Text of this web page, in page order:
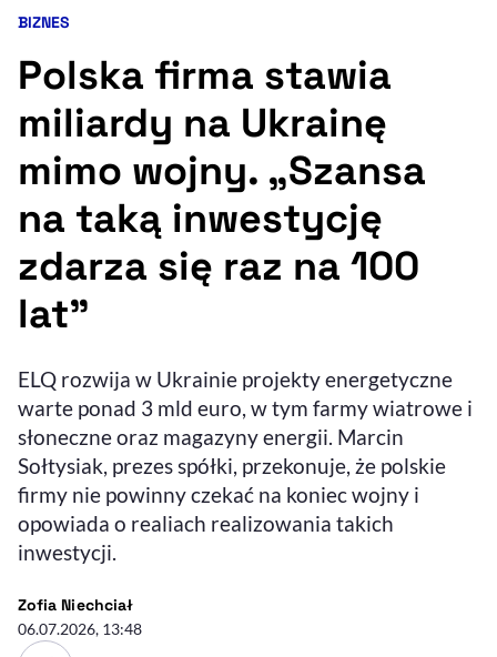
Ułatwienia dostępności wspierają:
Sprawdź, jak i dlaczego zwiększamy dostępność
Deklaracja dostępności, otwiera się w nowym oknie
Zgłoś problem
, otwiera się w
Kategoria artykułu:
BIZNES
Polska firma stawia
miliardy na Ukrainę
mimo wojny. „Szansa
na taką inwestycję
zdarza się raz na 100
lat”
ELQ rozwija w Ukrainie projekty energetyczne
warte ponad 3 mld euro, w tym farmy wiatrowe i
słoneczne oraz magazyny energii. Marcin
Sołtysiak, prezes spółki, przekonuje, że polskie
firmy nie powinny czekać na koniec wojny i
opowiada o realiach realizowania takich
inwestycji.
Zofia Niechciał- autor artykułu - profil
06.07.2026, 13:48